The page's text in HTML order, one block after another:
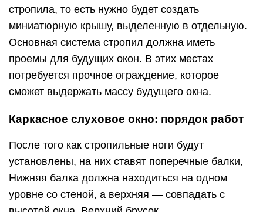
стропила, то есть нужно будет создать
миниатюрную крышу, выделенную в отдельную.
Основная система стропил должна иметь
проемы для будущих окон. В этих местах
потребуется прочное ограждение, которое
сможет выдержать массу будущего окна.
Каркасное слуховое окно: порядок работ
После того как стропильные ноги будут
установлены, на них ставят поперечные балки,
Нижняя балка должна находиться на одном
уровне со стеной, а верхняя — совпадать с